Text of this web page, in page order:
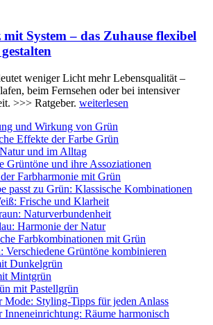
System – das Zuhause flexibel
weniger Licht mehr Lebensqualität –
beim Fernsehen oder bei intensiver
>>> Ratgeber. weiterlesen
und Wirkung von Grün
Effekte der Farbe Grün
und im Alltag
Grüntöne und ihre Assoziationen
Farbharmonie mit Grün
passt zu Grün: Klassische Kombinationen
Frische und Klarheit
Naturverbundenheit
Harmonie der Natur
Farbkombinationen mit Grün
Verschiedene Grüntöne kombinieren
Dunkelgrün
Mintgrün
mit Pastellgrün
Mode: Styling-Tipps für jeden Anlass
Inneneinrichtung: Räume harmonisch